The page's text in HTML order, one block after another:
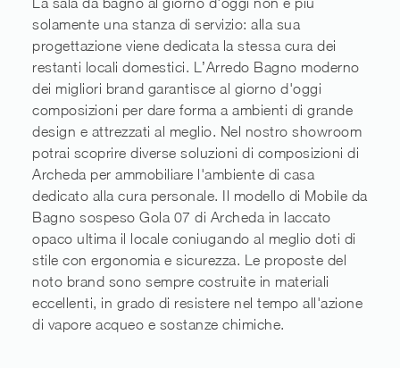
solamente una stanza di servizio: alla sua
progettazione viene dedicata la stessa cura dei
restanti locali domestici. L’Arredo Bagno moderno
dei migliori brand garantisce al giorno d'oggi
composizioni per dare forma a ambienti di grande
design e attrezzati al meglio. Nel nostro showroom
potrai scoprire diverse soluzioni di composizioni di
Archeda per ammobiliare l'ambiente di casa
dedicato alla cura personale. Il modello di Mobile da
Bagno sospeso Gola 07 di Archeda in laccato
opaco ultima il locale coniugando al meglio doti di
stile con ergonomia e sicurezza. Le proposte del
noto brand sono sempre costruite in materiali
eccellenti, in grado di resistere nel tempo all'azione
di vapore acqueo e sostanze chimiche.